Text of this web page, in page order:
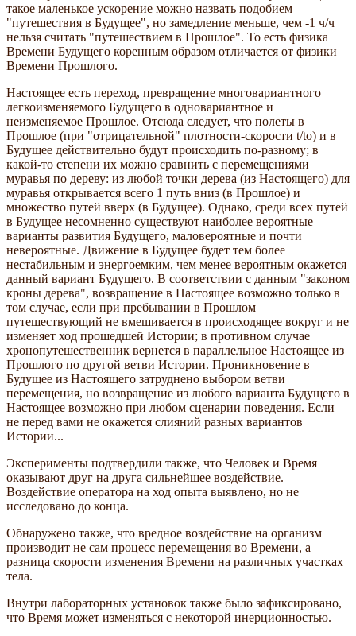
такое маленькое ускорение можно назвать подобием
"путешествия в Будущее", но замедление меньше, чем -1 ч/ч
нельзя считать "путешествием в Прошлое". То есть физика
Времени Будущего коренным образом отличается от физики
Времени Прошлого.
Настоящее есть переход, превращение многовариантного
легкоизменяемого Будущего в одновариантное и
неизменяемое Прошлое. Отсюда следует, что полеты в
Прошлое (при "отрицательной" плотности-скорости t/tо) и в
Будущее действительно будут происходить по-разному; в
какой-то степени их можно сравнить с перемещениями
муравья по дереву: из любой точки дерева (из Настоящего) для
муравья открывается всего 1 путь вниз (в Прошлое) и
множество путей вверх (в Будущее). Однако, среди всех путей
в Будущее несомненно существуют наиболее вероятные
варианты развития Будущего, маловероятные и почти
невероятные. Движение в Будущее будет тем более
нестабильным и энергоемким, чем менее вероятным окажется
данный вариант Будущего. В соответствии с данным "законом
кроны дерева", возвращение в Настоящее возможно только в
том случае, если при пребывании в Прошлом
путешествующий не вмешивается в происходящее вокруг и не
изменяет ход прошедшей Истории; в противном случае
хронопутешественник вернется в параллельное Настоящее из
Прошлого по другой ветви Истории. Проникновение в
Будущее из Настоящего затруднено выбором ветви
перемещения, но возвращение из любого варианта Будущего в
Настоящее возможно при любом сценарии поведения. Если
не перед вами не окажется слияний разных вариантов
Истории...
Эксперименты подтвердили также, что Человек и Время
оказывают друг на друга сильнейшее воздействие.
Воздействие оператора на ход опыта выявлено, но не
исследовано до конца.
Обнаружено также, что вредное воздействие на организм
производит не сам процесс перемещения во Времени, а
разница скорости изменения Времени на различных участках
тела.
Внутри лабораторных установок также было зафиксировано,
что Время может изменяться с некоторой инерционностью.